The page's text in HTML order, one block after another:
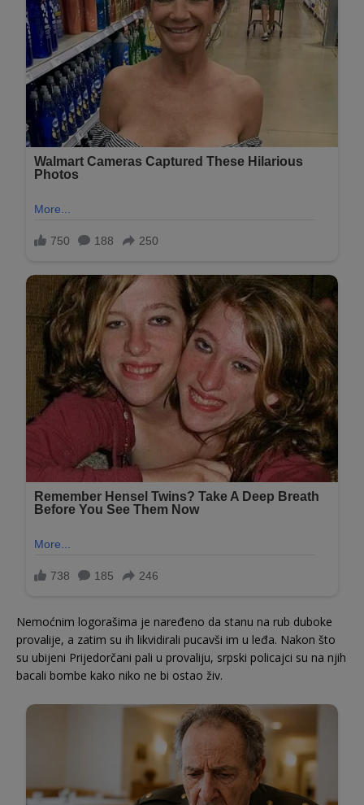
Nemoćnim logorašima je naređeno da stanu na rub duboke
provalije, a zatim su ih likvidirali pucavši im u leđa. Nakon što
su ubijeni Prijedorčani pali u provaliju, srpski policajci su na njih
bacali bombe kako niko ne bi ostao živ.